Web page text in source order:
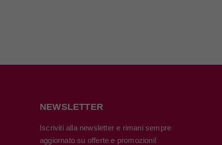
NEWSLETTER
Iscriviti alla newsletter e rimani sempre
aggiornato su offerte e promozioni!